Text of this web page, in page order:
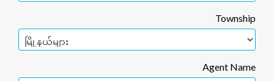
Township
Agent Name